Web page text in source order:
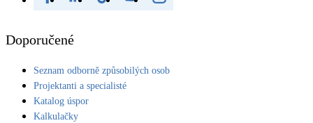
Doporučené
Seznam odborně způsobilých osob
Projektanti a specialisté
Katalog úspor
Kalkulačky